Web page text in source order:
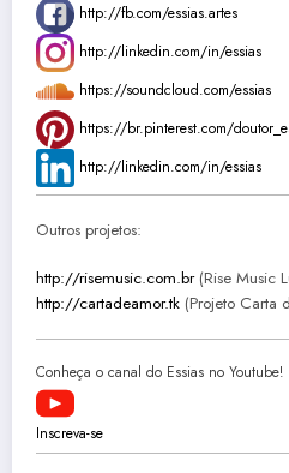
http://fb.com/essias.artes
http://linkedin.com/in/essias
https://soundcloud.com/essias
https://br.pinterest.com/
http://linkedin.com/in/essias
Outros projetos:
http://risemusic.com.br(Rise Music
http://cartadeamor.tk (Projeto Carta
Conheça o canal do Essias no Youtube!
Inscreva-se